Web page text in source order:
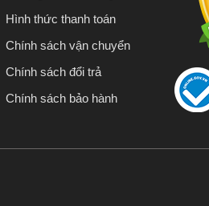
Hình thức thanh toán
Chính sách vận chuyển
Chính sách đổi trả
Chính sách bảo hành